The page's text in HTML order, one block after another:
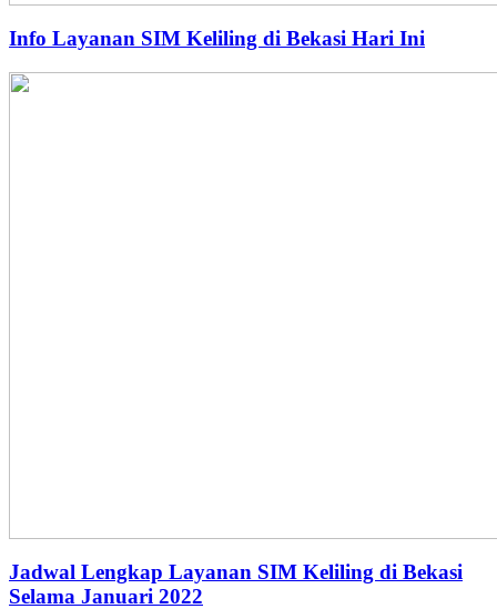
Info Layanan SIM Keliling di Bekasi Hari Ini
Jadwal Lengkap Layanan SIM Keliling di Bekasi
Selama Januari 2022